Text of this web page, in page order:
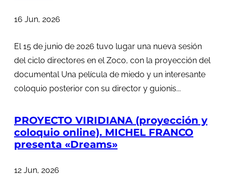
16 Jun, 2026
El 15 de junio de 2026 tuvo lugar una nueva sesión
del ciclo directores en el Zoco, con la proyección del
documental Una película de miedo y un interesante
coloquio posterior con su director y guionis...
PROYECTO VIRIDIANA (proyección y
coloquio online). MICHEL FRANCO
presenta «Dreams»
12 Jun, 2026